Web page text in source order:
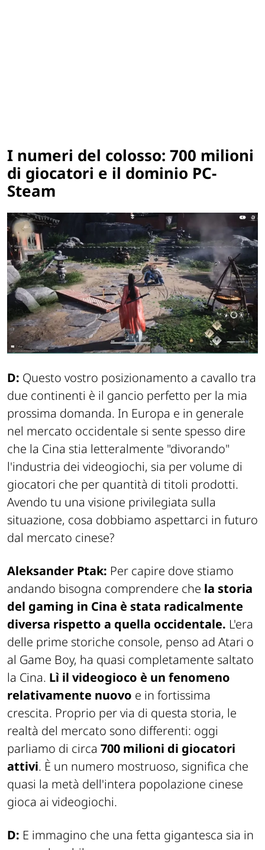
I numeri del colosso: 700 milioni
di giocatori e il dominio PC-
Steam
D: Questo vostro posizionamento a cavallo tra
due continenti è il gancio perfetto per la mia
prossima domanda. In Europa e in generale
nel mercato occidentale si sente spesso dire
che la Cina stia letteralmente "divorando"
l'industria dei videogiochi, sia per volume di
giocatori che per quantità di titoli prodotti.
Avendo tu una visione privilegiata sulla
situazione, cosa dobbiamo aspettarci in futuro
dal mercato cinese?
Aleksander Ptak: Per capire dove stiamo
andando bisogna comprendere che la storia
del gaming in Cina è stata radicalmente
diversa rispetto a quella occidentale. L'era
delle prime storiche console, penso ad Atari o
al Game Boy, ha quasi completamente saltato
la Cina. Lì il videogioco è un fenomeno
relativamente nuovo e in fortissima
crescita. Proprio per via di questa storia, le
realtà del mercato sono differenti: oggi
parliamo di circa 700 milioni di giocatori
attivi. È un numero mostruoso, significa che
quasi la metà dell'intera popolazione cinese
gioca ai videogiochi.
D: E immagino che una fetta gigantesca sia in